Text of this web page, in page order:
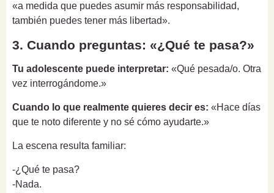
«a medida que puedes asumir más responsabilidad,
también puedes tener más libertad».
3. Cuando preguntas: «¿Qué te pasa?»
Tu adolescente puede interpretar: «Qué pesada/o. Otra
vez interrogándome.»
Cuando lo que realmente quieres decir es: «Hace días
que te noto diferente y no sé cómo ayudarte.»
La escena resulta familiar:
-¿Qué te pasa?
-Nada.